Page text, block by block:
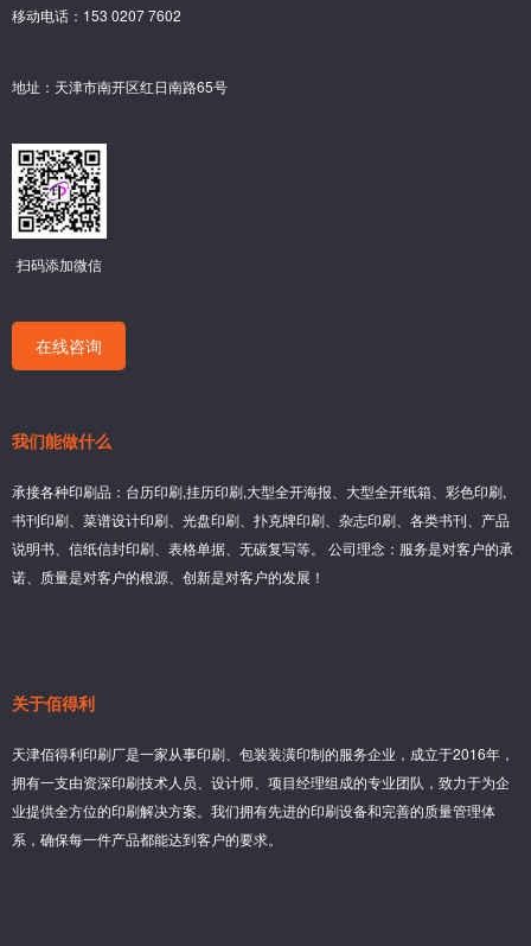
移动电话：153 0207 7602
地址：天津市南开区红日南路65号
扫码添加微信
在线咨询
我们能做什么
承接各种印刷品：台历印刷,挂历印刷,大型全开海报、大型全开纸箱、彩色印刷,
书刊印刷、菜谱设计印刷、光盘印刷、扑克牌印刷、杂志印刷、各类书刊、产品
说明书、信纸信封印刷、表格单据、无碳复写等。 公司理念：服务是对客户的承
诺、质量是对客户的根源、创新是对客户的发展！
关于佰得利
天津佰得利印刷厂是一家从事印刷、包装装潢印制的服务企业，成立于2016年，
拥有一支由资深印刷技术人员、设计师、项目经理组成的专业团队，致力于为企
业提供全方位的印刷解决方案。我们拥有先进的印刷设备和完善的质量管理体
系，确保每一件产品都能达到客户的要求。